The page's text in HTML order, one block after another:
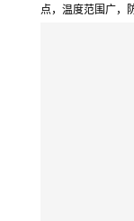
点，温度范围广，